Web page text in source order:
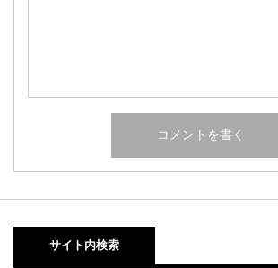
サイト内検索